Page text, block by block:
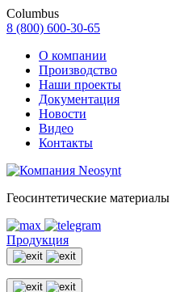
Columbus
8 (800) 600-30-65
О компании
Производство
Наши проекты
Документация
Новости
Видео
Контакты
Геосинтетические
Продукция